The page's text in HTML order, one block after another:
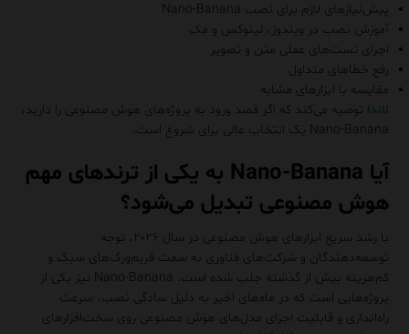
پیش‌نیازهای لازم برای نصب Nano-Banana
آموزش نصب در ویندوز، لینوکس و مک
اجرای تست‌های عملی متن و تصویر
رفع خطاهای متداول
مقایسه با ابزارهای مشابه
لاندا توصیه می‌کند که اگر قصد ورود به پروژه‌های هوش مصنوعی را دارید،
Nano-Banana یک انتخاب عالی برای شروع است.
آیا Nano-Banana به یکی از ترندهای مهم
هوش مصنوعی تبدیل می‌شود؟
با رشد سریع ابزارهای هوش مصنوعی در سال ۲۰۲۶، توجه
توسعه‌دهندگان و شرکت‌های فناوری به سمت فریم‌ورک‌های سبک و
کم‌هزینه بیش از گذشته جلب شده است. Nano-Banana نیز یکی از
پروژه‌هایی است که در ماه‌های اخیر به دلیل سادگی نصب، سرعت
راه‌اندازی و قابلیت اجرای مدل‌های هوش مصنوعی روی سخت‌افزارهای